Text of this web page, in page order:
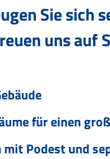
Sie sich
uns auf
für einen
Podest und